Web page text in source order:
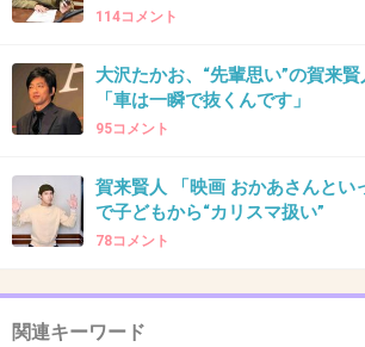
2020/03/13(金) 13:30:20
今の世の中､何か言うと叩かれる
家族のためにも黙っていたほう
2020/03/13(金) 13:30:34
元々上から目線な人はいたけど
だけで今はSNSで可視化された
114コメント
大沢たかお、“先輩思い”の賀来
「車は一瞬で抜くんです」
95コメント
賀来賢人 「映画 おかあさんとい
で子どもから“カリスマ扱い”
78コメント
関連キーワード